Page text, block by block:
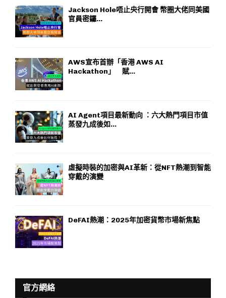
Jackson Hole唔止央行開會 幣圈大佬同美國
官員密鑼...
AWS宣布首辦「香港 AWS AI
Hackathon」 賦...
AI Agent項目最新動向 ：六大熱門項目市值
蒸發九成後如...
虛擬時裝的加密與AI革新：從NFT熱潮到智能
穿戴的演變
DeFAI熱潮：2025年加密貨幣市場新焦點
官方網絡